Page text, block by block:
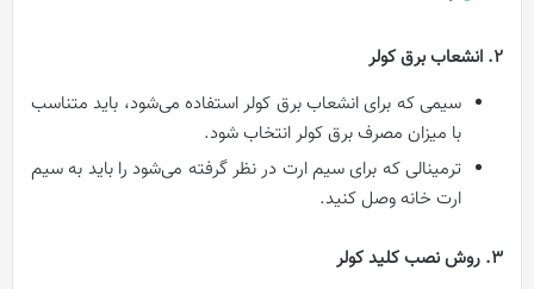
2. انشعاب برق کولر
سیمی که برای انشعاب برق کولر استفاده می‌شود، باید متناسب
با میزان مصرف برق کولر انتخاب شود.
ترمینالی که برای سیم ارت در نظر گرفته می‌شود را باید به سیم
ارت خانه وصل کنید.
3. روش نصب کلید کولر